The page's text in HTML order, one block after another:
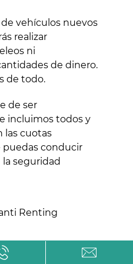
vehículos nuevos
realizar
ni
de dinero.
de todo.
de ser
incluimos todos y
las cuotas
puedas conducir
seguridad